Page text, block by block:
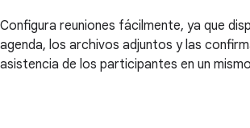
Configura reuniones fácilmente, ya que
agenda, los archivos adjuntos y las
asistencia de los participantes en un